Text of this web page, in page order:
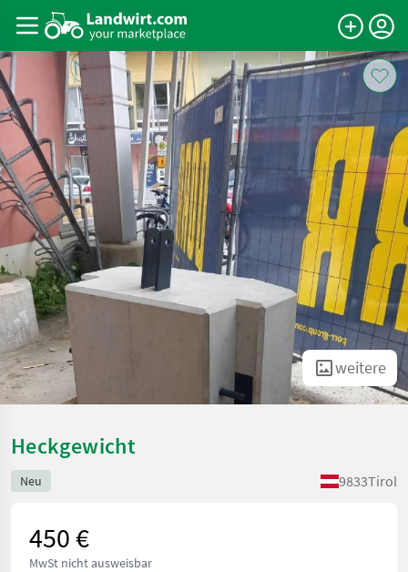
weitere
Heckgewicht
Neu 9833Tirol
450 €
MwSt nicht ausweisbar